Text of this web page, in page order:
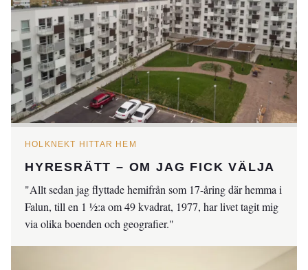
HOLKNEKT HITTAR HEM
HYRESRÄTT – OM JAG FICK VÄLJA
"Allt sedan jag flyttade hemifrån som 17-åring där hemma i
Falun, till en 1 ½:a om 49 kvadrat, 1977, har livet tagit mig
via olika boenden och geografier."